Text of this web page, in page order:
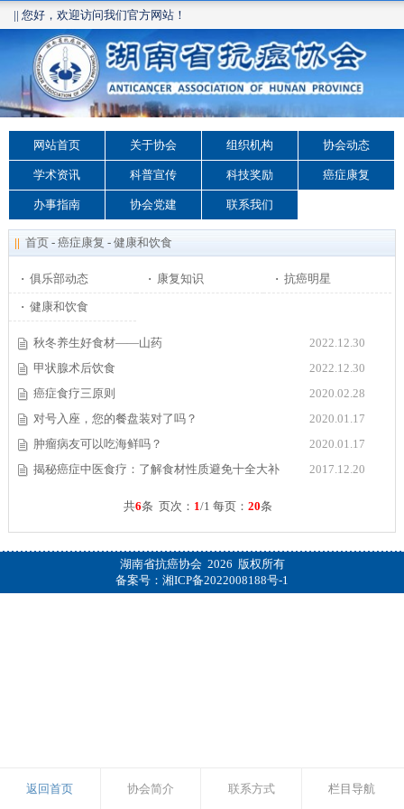
|| 您好，欢迎访问我们官方网站！
网站首页 关于协会 组织机构 协会动态
学术资讯 科普宣传 科技奖励 癌症康复
办事指南 协会党建 联系我们
|| 首页 - 癌症康复 - 健康和饮食
· 俱乐部动态 · 康复知识 · 抗癌明星
· 健康和饮食
秋冬养生好食材——山药
2022.12.30
甲状腺术后饮食
2022.12.30
癌症食疗三原则
2020.02.28
对号入座，您的餐盘装对了吗？
2020.01.17
肿瘤病友可以吃海鲜吗？
2020.01.17
揭秘癌症中医食疗：了解食材性质避免十全大补
2017.12.20
共6条 页次： 1/1 每页： 20条
湖南省抗癌协会 2026 版权所有
备案号： 湘ICP备2022008188号-1
返回首页 协会简介 联系方式 栏目导航